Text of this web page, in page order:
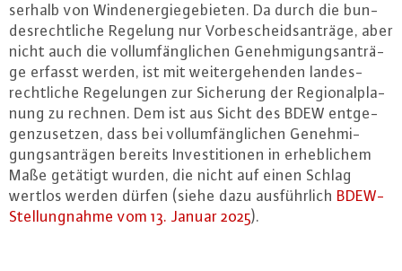
ser­halb von Wind­ener­gie­ge­bie­ten. Da durch die bun­
des­recht­li­che Regelung nur Vor­be­scheids­an­trä­ge, aber
nicht auch die voll­um­fäng­li­chen Ge­neh­mi­gungs­an­trä­
ge erfasst werden, ist mit wei­ter­ge­hen­den lan­des­
recht­li­che Re­ge­lun­gen zur Sicherung der Re­gio­nal­pla­
nung zu rechnen. Dem ist aus Sicht des BDEW ent­ge­
gen­zu­set­zen, dass bei voll­um­fäng­li­chen Ge­neh­mi­
gungs­an­trä­gen bereits In­ves­ti­tio­nen in er­heb­li­chem
Maße getätigt wurden, die nicht auf einen Schlag
wertlos werden dürfen (siehe dazu aus­führ­lich BDEW-
Stel­lung­nah­me vom 13. Januar 2025).